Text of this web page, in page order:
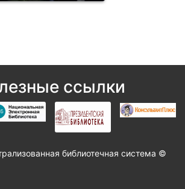
ссылки
библиотечная система ©